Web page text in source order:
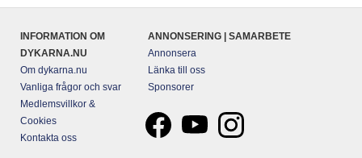
INFORMATION OM
DYKARNA.NU
Om dykarna.nu
Vanliga frågor och svar
Medlemsvillkor &
Cookies
Kontakta oss
ANNONSERING | SAMARBETE
Annonsera
Länka till oss
Sponsorer